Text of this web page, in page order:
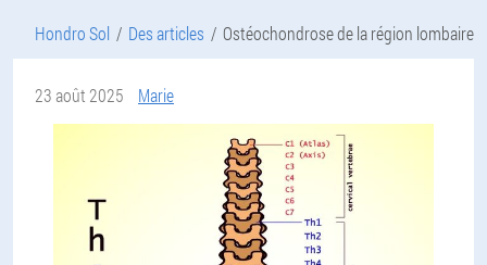
Hondro Sol Des articles Ostéochondrose de la région lombaire
23 août 2025 Marie